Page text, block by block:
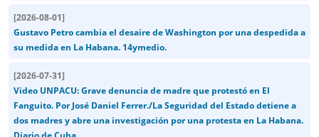
[2026-08-01]
Gustavo Petro cambia el desaire de Washington por una despedida a
su medida en La Habana. 14ymedio.
[2026-07-31]
Video UNPACU: Grave denuncia de madre que protestó en El
Fanguito. Por José Daniel Ferrer./La Seguridad del Estado detiene a
dos madres y abre una investigación por una protesta en La Habana.